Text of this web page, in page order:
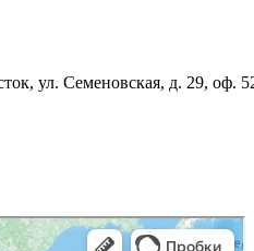
ул. Семеновская, д. 29, оф.